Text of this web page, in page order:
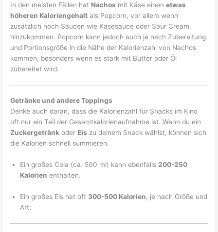
In den meisten Fällen hat Nachos mit Käse einenetwas
höheren Kaloriengehalt als Popcorn, vor allem wenn
zusätzlich noch Saucen wie Käsesauce oder Sour Cream
hinzukommen. Popcorn kann jedoch auch je nach Zubereitung
und Portionsgröße in die Nähe der Kalorienzahl von Nachos
kommen, besonders wenn es stark mit Butter oder Öl
zubereitet wird.
Getränke und andere Toppings
Denke auch daran, dass die Kalorienzahl für Snacks im Kino
oft nur ein Teil der Gesamtkalorienaufnahme ist. Wenn du ein
Zuckergetränk oder Eis zu deinem Snack wählst, können sich
die Kalorien schnell summieren.
Ein großes Cola (ca. 500 ml) kann ebenfalls 200-250
Kalorien enthalten.
Ein großes Eis hat oft 300-500 Kalorien, je nach Größe und
Art.